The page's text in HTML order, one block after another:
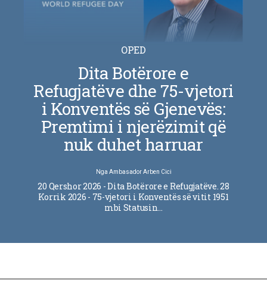
OPED
Dita Botërore e
Refugjatëve dhe 75-vjetori
i Konventës së Gjenevës:
Premtimi i njerëzimit që
nuk duhet harruar
Nga Ambasador Arben Cici
20 Qershor 2026 - Dita Botërore e Refugjatëve. 28
Korrik 2026 - 75-vjetori i Konventës së vitit 1951
mbi Statusin…